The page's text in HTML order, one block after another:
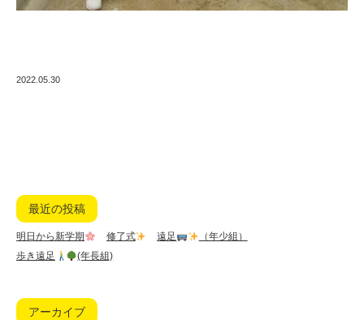
2022.05.30
最近の投稿
明日から新学期 修了式 遠足
（年少組）
歩き遠足
(年長組)
アーカイブ